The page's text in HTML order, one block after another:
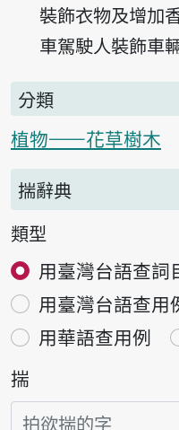
裝飾衣物及增加
車駕駛人裝飾車
分類
植物——花草樹木
揣辭典
類型
用臺灣台語查詞
用臺灣台語查用
用華語查用例
揣